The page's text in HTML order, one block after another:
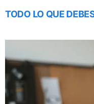
TODO LO QUE